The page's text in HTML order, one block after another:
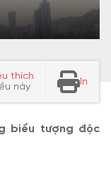
thích
này
In
biểu tượng độc